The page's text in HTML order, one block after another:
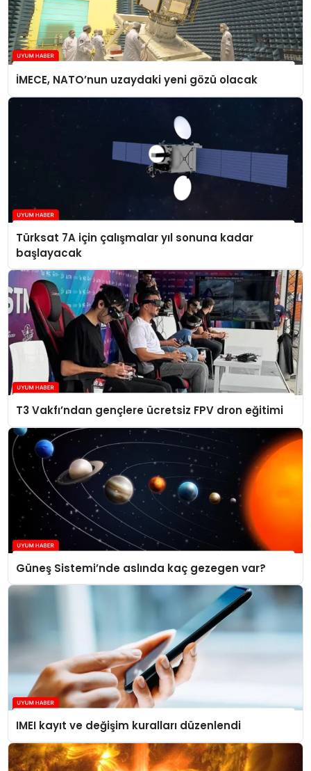
İMECE, NATO’nun uzaydaki yeni gözü olacak
Türksat 7A için çalışmalar yıl sonuna kadar
başlayacak
T3 Vakfı’ndan gençlere ücretsiz FPV dron eğitimi
Güneş Sistemi’nde aslında kaç gezegen var?
IMEI kayıt ve değişim kuralları düzenlendi